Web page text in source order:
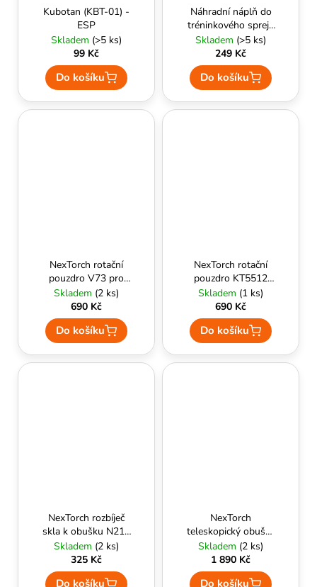
Kubotan (KBT-01) -
ESP
Skladem (>5 ks)
99 Kč
Do košíku
Náhradní náplň do
tréninkového spreje
TRAINING JET 63ml
- ESP
Skladem (>5 ks)
249 Kč
Do košíku
NexTorch rotační
pouzdro V73 pro
obušek N21C a
N28C
Skladem (2 ks)
690 Kč
Do košíku
NexTorch rotační
pouzdro KT5512
pro obušek N21C a
N28C
Skladem (1 ks)
690 Kč
Do košíku
NexTorch rozbíječ
skla k obušku N21C
a N28C
Skladem (2 ks)
325 Kč
Do košíku
NexTorch
teleskopický obušek
Walker N12
Skladem (2 ks)
1 890 Kč
Do košíku